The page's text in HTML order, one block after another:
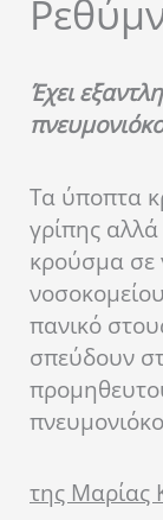
Έχει
Τα ύποπτα
γρίπης
κρούσμα σε
πανικό
σπεύδουν
της Μαρίας